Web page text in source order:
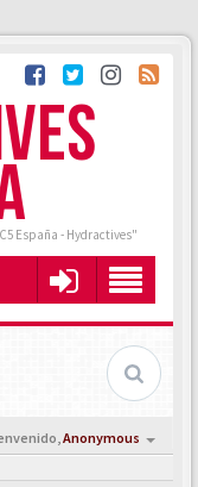
España - Hydractives"
Anonymous